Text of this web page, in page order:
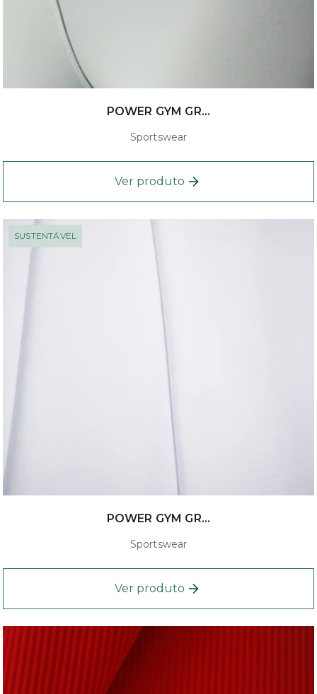
POWER GYM GR...
Sportswear
Ver produto
SUSTENTÁVEL
POWER GYM GR...
Sportswear
Ver produto